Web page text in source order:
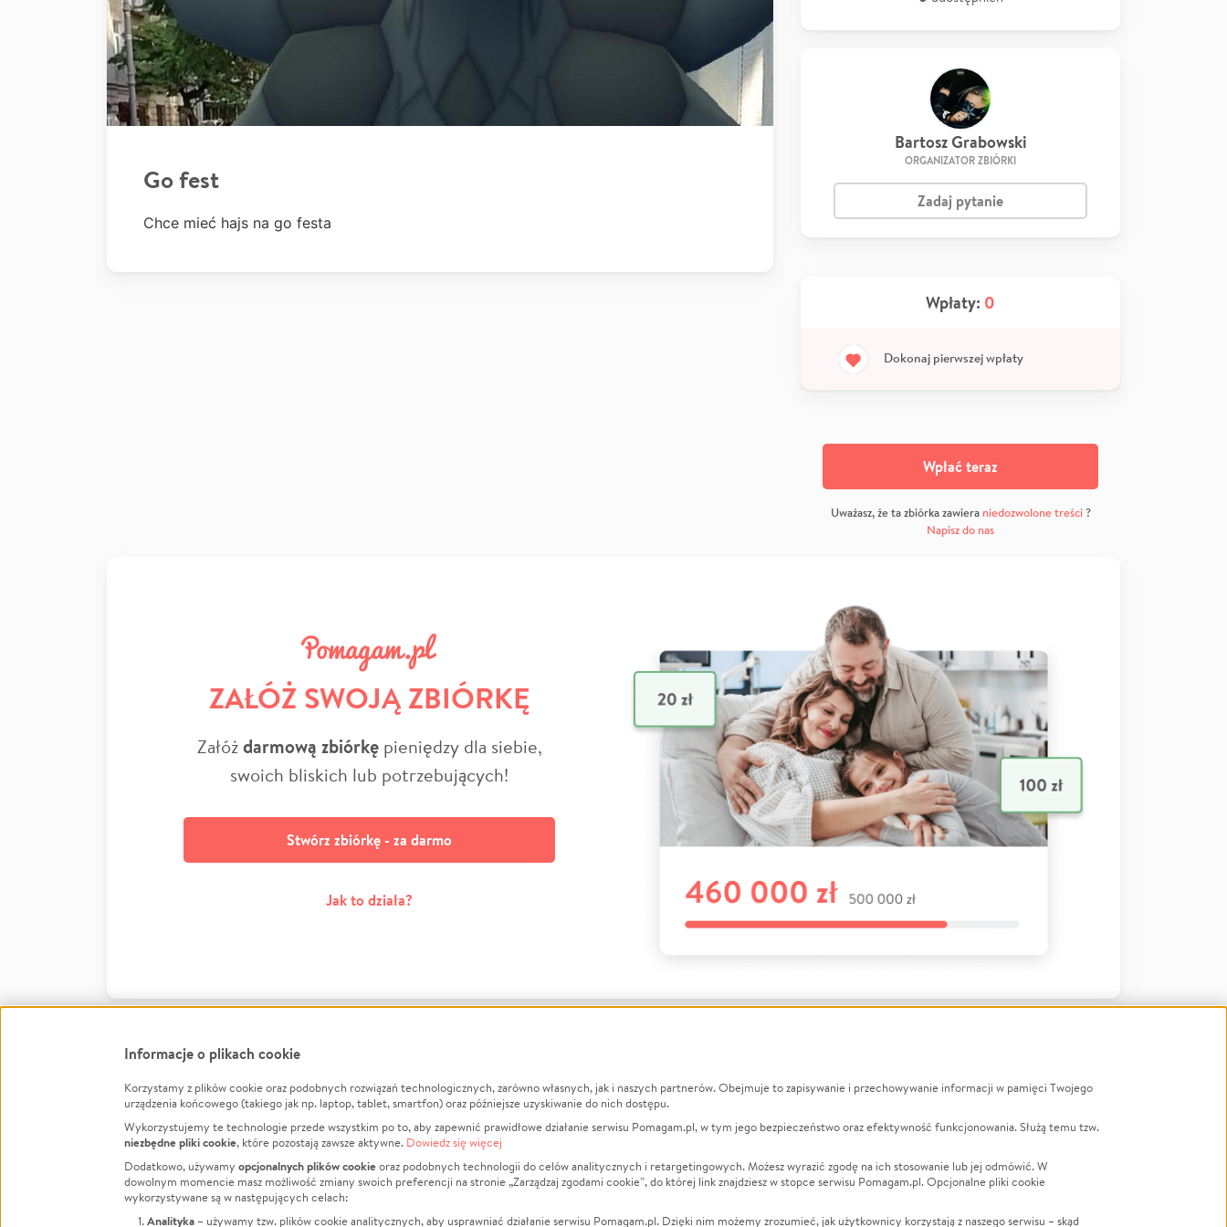
Go fest
Chce mieć hajs na go festa
Bartosz Grabowski
ORGANIZATOR ZBIÓRKI
Zadaj pytanie
Wpłaty: 0
Dokonaj pierwszej wpłaty
Wpłać teraz
Uważasz, że ta zbiórka zawiera niedozwolone treści?
Napisz do nas
ZAŁÓŻ SWOJĄ ZBIÓRKĘ
Załóżdarmową zbiórkępieniędzy dla siebie,
swoich bliskich lub potrzebujących!
Stwórz zbiórkę - za darmo
Jak to działa?
FacebookTwitter Instagram
LinkedInTikTok Youtube
Informacje
Jak to działa?
Regulamin
Polityka Prywatności
O nas
Opinie
Raporty
Za darmo
Zbieraj na
Leczenie
Zwierzęta
Pożar
LGBTQ+
Powódź
Wichura
Informacje o plikach cookie
Korzystamy z plików cookie oraz podobnych rozwiązań technologicznych, zarówno własnych, jak i naszych partnerów. Obejmuje to zapisywanie i przechowywanie informacji w pamięci Twojego
urządzenia końcowego (takiego jak np. laptop, tablet, smartfon) oraz późniejsze uzyskiwanie do nich dostępu.
Wykorzystujemy te technologie przede wszystkim po to, aby zapewnić prawidłowe działanie serwisu Pomagam.pl, w tym jego bezpieczeństwo oraz efektywność funkcjonowania. Służą temu tzw.
niezbędne pliki cookie, które pozostają zawsze aktywne. Dowiedz się więcej
Dodatkowo, używamy opcjonalnych plików cookieoraz podobnych technologii do celów analitycznych i retargetingowych. Możesz wyrazić zgodę na ich stosowanie lub jej odmówić. W
dowolnym momencie masz możliwość zmiany swoich preferencji na stronie „Zarządzaj zgodami cookie”, do której link znajdziesz w stopce serwisu Pomagam.pl. Opcjonalne pliki cookie
wykorzystywane są w następujących celach:
Analityka – używamy tzw. plików cookie analitycznych, aby usprawniać działanie serwisu Pomagam.pl. Dzięki nim możemy zrozumieć, jak użytkownicy korzystają z naszego serwisu – skąd